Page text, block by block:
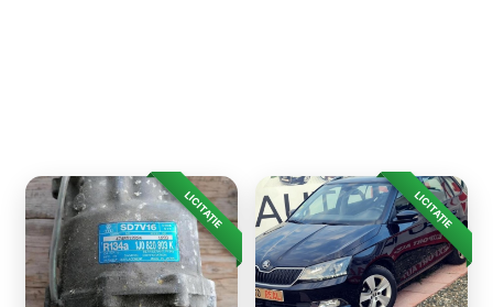
LICITAȚIE LICITAȚIE